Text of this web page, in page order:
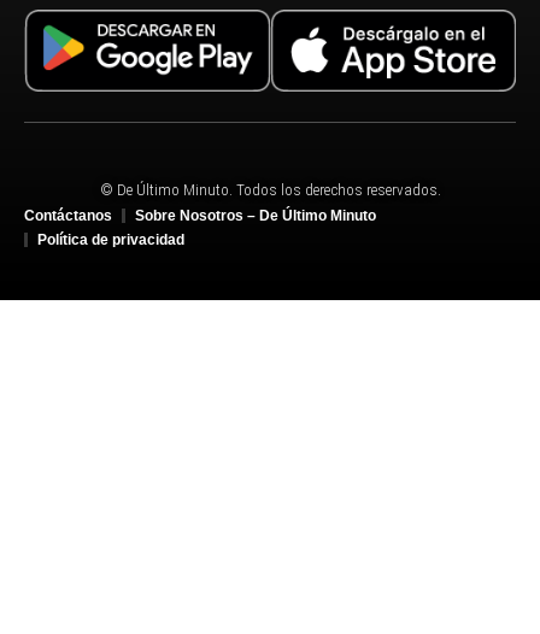
© De Último Minuto. Todos los derechos reservados.
Contáctanos
Sobre Nosotros – De Último Minuto
Política de privacidad